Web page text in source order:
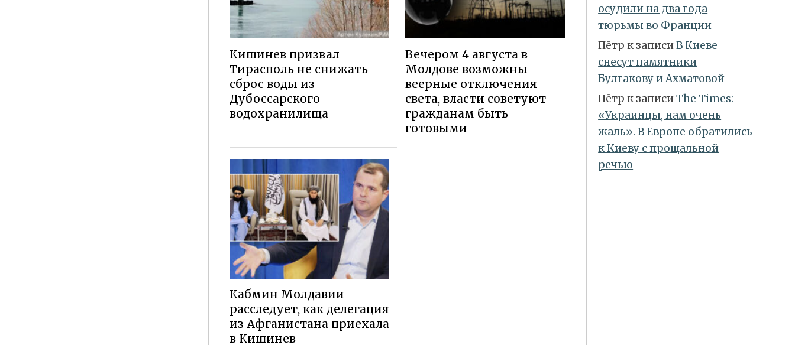
Кишинев призвал
Тирасполь не снижать
сброс воды из
Дубоссарского
водохранилища
Вечером 4 августа в
Молдове возможны
веерные отключения
света, власти советуют
гражданам быть
готовыми
Кабмин Молдавии
расследует, как делегация
из Афганистана приехала
в Кишинев
осудили на два года
тюрьмы во Франции
Пётр к записиВ Киеве
снесут памятники
Булгакову и Ахматовой
Пётр к записиТhe Times:
«Украинцы, нам очень
жаль». В Европе обратились
к Киеву с прощальной
речью